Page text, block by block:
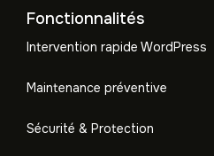
Fonctionnalités
Intervention rapide WordPress
Maintenance préventive
Sécurité & Protection